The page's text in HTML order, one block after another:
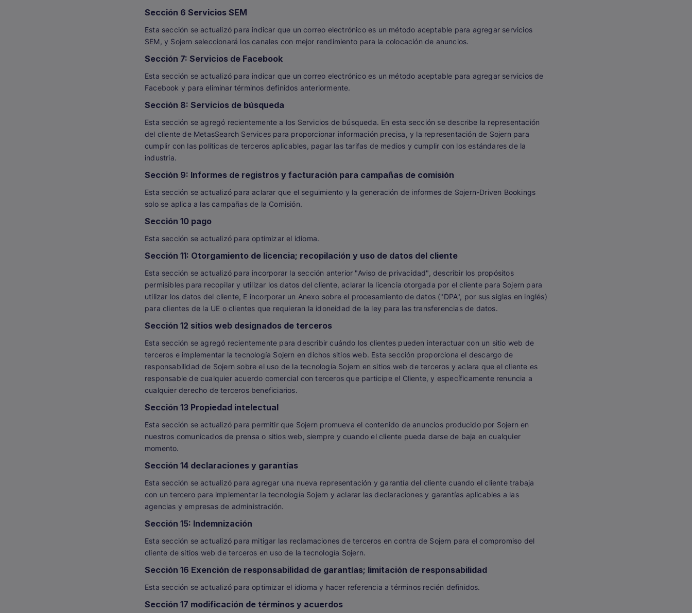
Sección 6 Servicios SEM
Esta sección se actualizó para indicar que un correo electrónico es un método aceptable para agregar servicios
SEM, y Sojern seleccionará los canales con mejor rendimiento para la colocación de anuncios.
Sección 7: Servicios de Facebook
Esta sección se actualizó para indicar que un correo electrónico es un método aceptable para agregar servicios de
Facebook y para eliminar términos definidos anteriormente.
Sección 8: Servicios de búsqueda
Esta sección se agregó recientemente a los Servicios de búsqueda. En esta sección se describe la representación
del cliente de MetasSearch Services para proporcionar información precisa, y la representación de Sojern para
cumplir con las políticas de terceros aplicables, pagar las tarifas de medios y cumplir con los estándares de la
industria.
Sección 9: Informes de registros y facturación para campañas de comisión
Esta sección se actualizó para aclarar que el seguimiento y la generación de informes de Sojern-Driven Bookings
solo se aplica a las campañas de la Comisión.
Sección 10 pago
Esta sección se actualizó para optimizar el idioma.
Sección 11: Otorgamiento de licencia; recopilación y uso de datos del cliente
Esta sección se actualizó para incorporar la sección anterior "Aviso de privacidad", describir los propósitos
permisibles para recopilar y utilizar los datos del cliente, aclarar la licencia otorgada por el cliente para Sojern para
utilizar los datos del cliente, E incorporar un Anexo sobre el procesamiento de datos ("DPA", por sus siglas en inglés)
para clientes de la UE o clientes que requieran la idoneidad de la ley para las transferencias de datos.
Sección 12 sitios web designados de terceros
Esta sección se agregó recientemente para describir cuándo los clientes pueden interactuar con un sitio web de
terceros e implementar la tecnología Sojern en dichos sitios web. Esta sección proporciona el descargo de
responsabilidad de Sojern sobre el uso de la tecnología Sojern en sitios web de terceros y aclara que el cliente es
responsable de cualquier acuerdo comercial con terceros que participe el Cliente, y específicamente renuncia a
cualquier derecho de terceros beneficiarios.
Sección 13 Propiedad intelectual
Esta sección se actualizó para permitir que Sojern promueva el contenido de anuncios producido por Sojern en
nuestros comunicados de prensa o sitios web, siempre y cuando el cliente pueda darse de baja en cualquier
momento.
Sección 14 declaraciones y garantías
Esta sección se actualizó para agregar una nueva representación y garantía del cliente cuando el cliente trabaja
con un tercero para implementar la tecnología Sojern y aclarar las declaraciones y garantías aplicables a las
agencias y empresas de administración.
Sección 15: Indemnización
Esta sección se actualizó para mitigar las reclamaciones de terceros en contra de Sojern para el compromiso del
cliente de sitios web de terceros en uso de la tecnología Sojern.
Sección 16 Exención de responsabilidad de garantías; limitación de responsabilidad
Esta sección se actualizó para optimizar el idioma y hacer referencia a términos recién definidos.
Sección 17 modificación de términos y acuerdos